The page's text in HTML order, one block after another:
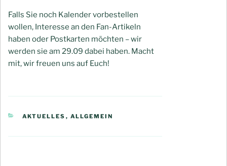
Falls Sie noch Kalender vorbestellen
wollen, Interesse an den Fan-Artikeln
haben oder Postkarten möchten – wir
werden sie am 29.09 dabei haben. Macht
mit, wir freuen uns auf Euch!
KATEGORIEN
AKTUELLES , ALLGEMEIN